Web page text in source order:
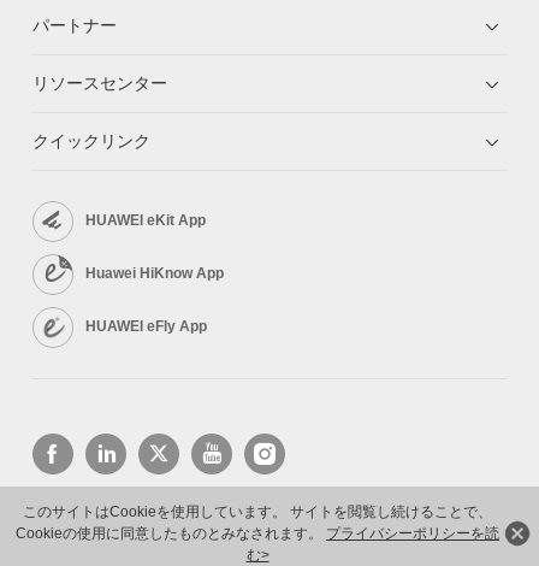
このサイトはCookieを使用しています。 サイトを閲覧し続けることで、
Cookieの使用に同意したものとみなされます。 プライバシーポリシーを読
む>
パートナー
リソースセンター
クイックリンク
HUAWEI eKit App
Huawei HiKnow App
HUAWEI eFly App
Copyright © 2026 Huawei Technologies Co., Ltd. All rights reserved.
プライバシーポリシー